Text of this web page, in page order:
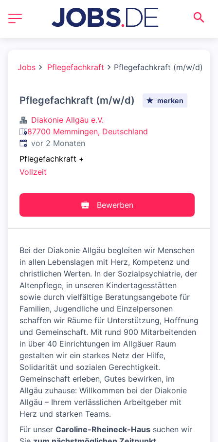
Jobs Pflegefachkraft Pflegefachkraft (m/w/d)
Pflegefachkraft (m/w/d) merken
Diakonie Allgäu e.V.
87700 Memmingen, Deutschland
Veröffentlicht:
vor 2 Monaten
Pflegefachkraft +
Vollzeit
Bewerben
Bei der Diakonie Allgäu begleiten wir Menschen
in allen Lebenslagen mit Herz, Kompetenz und
christlichen Werten. In der Sozialpsychiatrie, der
Altenpflege, in unseren Kindertagesstätten
sowie durch vielfältige Beratungsangebote für
Familien, Jugendliche und Einzelpersonen
schaffen wir Räume für Unterstützung, Hoffnung
und Gemeinschaft. Mit rund 900 Mitarbeitenden
in über 40 Einrichtungen im Allgäuer Raum
gestalten wir ein starkes Netz der Hilfe,
Solidarität und sozialen Gerechtigkeit.
Gemeinschaft erleben, Gutes bewirken, im
Allgäu zuhause: Willkommen bei der Diakonie
Allgäu – Ihrem verlässlichen Arbeitgeber mit
Herz und starken Teams.
Für unser Caroline-Rheineck-Haus suchen wir